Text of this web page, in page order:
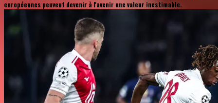
européennes peuvent devenir à l'avenir une valeur inestimable.